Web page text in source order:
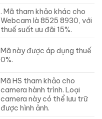
. Mã tham khảo khác cho
Webcam là 8525 8930, với
thuế suất ưu đãi 15%.
Mã này được áp dụng thuế
0%.
Mã HS tham khảo cho
camera hành trình. Loại
camera này có thể lưu trữ
được hình ảnh.